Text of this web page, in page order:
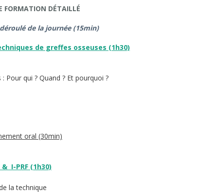
FORMATION DÉTAILLÉ
de la journée (15min)
de greffes osseuses (1h30)
Pour qui ? Quand ? Et pourquoi ?
oral (30min)
I-PRF (1h30)
la technique